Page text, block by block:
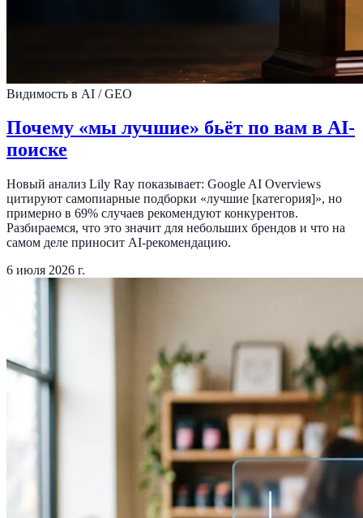
Видимость в AI / GEO
Почему «мы лучшие» бьёт по вам в AI-
поиске
Новый анализ Lily Ray показывает: Google AI Overviews
цитируют самопиарные подборки «лучшие [категория]», но
примерно в 69% случаев рекомендуют конкурентов.
Разбираемся, что это значит для небольших брендов и что на
самом деле приносит AI-рекомендацию.
6 июля 2026 г.